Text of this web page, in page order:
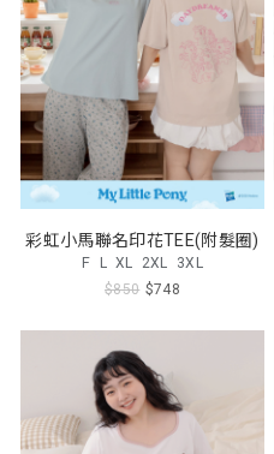
彩虹小馬聯名印花TEE(附髮圈)
F L XL 2XL 3XL
$850 $748